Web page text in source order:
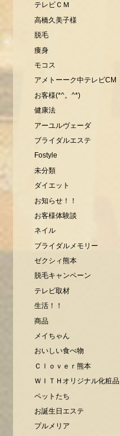
テレビＣＭ
高橋久美子様
脱毛
痩身
モコス
アメトーーク中テレビCM
お客様(*^。^*)
健康法
アーユルヴェーダ
ブライダルエステ
Fostyle
未分類
ダイエット
お知らせ！！
お客様体験談
ネイル
ブライダルメモリー
ゼクシィ熊本
脱毛キャンペーン
テレビ取材
生活！！
商品
メイちゃん
おいしい食べ物
Ｃｌｏｖｅｒ熊本
ＷＩＴＨオリジナル化粧品
ペットたち
お誕生日エステ
プルメリア